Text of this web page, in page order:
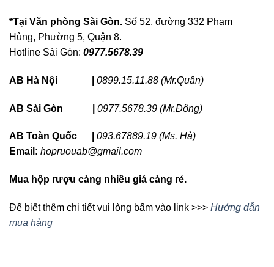
*Tại Văn phòng Sài Gòn. Số 52, đường 332 Phạm
Hùng, Phường 5, Quận 8.
Hotline Sài Gòn: 0977.5678.39
AB Hà Nội | 0899.15.11.88 (Mr.Quân)
AB Sài Gòn | 0977.5678.39 (Mr.Đông)
AB Toàn Quốc |
093.67889.19 (Ms. Hà)
Email: hopruouab@gmail.com
Mua hộp rượu càng nhiều giá càng rẻ.
Để biết thêm chi tiết vui lòng bấm vào link >>> Hướng dẫn
mua hàng